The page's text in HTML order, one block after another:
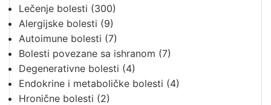
Lečenje bolesti (300)
Alergijske bolesti (9)
Autoimune bolesti (7)
Bolesti povezane sa ishranom (7)
Degenerativne bolesti (4)
Endokrine i metaboličke bolesti (4)
Hronične bolesti (2)